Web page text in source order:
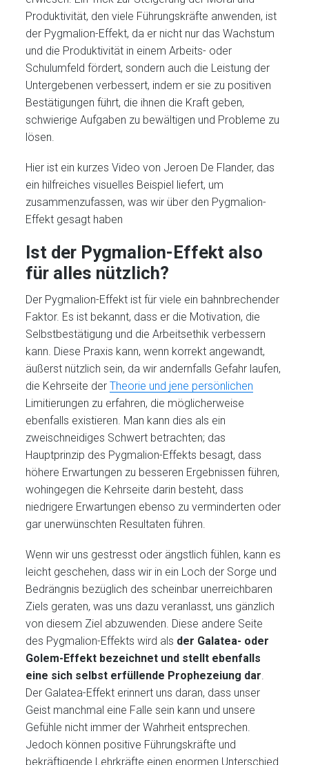
Produktivität, den viele Führungskräfte anwenden, ist
der Pygmalion-Effekt, da er nicht nur das Wachstum
und die Produktivität in einem Arbeits- oder
Schulumfeld fördert, sondern auch die Leistung der
Untergebenen verbessert, indem er sie zu positiven
Bestätigungen führt, die ihnen die Kraft geben,
schwierige Aufgaben zu bewältigen und Probleme zu
lösen.
Hier ist ein kurzes Video von Jeroen De Flander, das
ein hilfreiches visuelles Beispiel liefert, um
zusammenzufassen, was wir über den Pygmalion-
Effekt gesagt haben
Ist der Pygmalion-Effekt also
für alles nützlich?
Der Pygmalion-Effekt ist für viele ein bahnbrechender
Faktor. Es ist bekannt, dass er die Motivation, die
Selbstbestätigung und die Arbeitsethik verbessern
kann. Diese Praxis kann, wenn korrekt angewandt,
äußerst nützlich sein, da wir andernfalls Gefahr laufen,
die Kehrseite derTheorie und jene persönlichen
Limitierungen zu erfahren, die möglicherweise
ebenfalls existieren. Man kann dies als ein
zweischneidiges Schwert betrachten; das
Hauptprinzip des Pygmalion-Effekts besagt, dass
höhere Erwartungen zu besseren Ergebnissen führen,
wohingegen die Kehrseite darin besteht, dass
niedrigere Erwartungen ebenso zu verminderten oder
gar unerwünschten Resultaten führen.
Wenn wir uns gestresst oder ängstlich fühlen, kann es
leicht geschehen, dass wir in ein Loch der Sorge und
Bedrängnis bezüglich des scheinbar unerreichbaren
Ziels geraten, was uns dazu veranlasst, uns gänzlich
von diesem Ziel abzuwenden. Diese andere Seite
des Pygmalion-Effekts wird als der Galatea- oder
Golem-Effekt bezeichnet und stellt ebenfalls
eine sich selbst erfüllende Prophezeiung dar.
Der Galatea-Effekt erinnert uns daran, dass unser
Geist manchmal eine Falle sein kann und unsere
Gefühle nicht immer der Wahrheit entsprechen.
Jedoch können positive Führungskräfte und
bekräftigende Lehrkräfte einen enormen Unterschied